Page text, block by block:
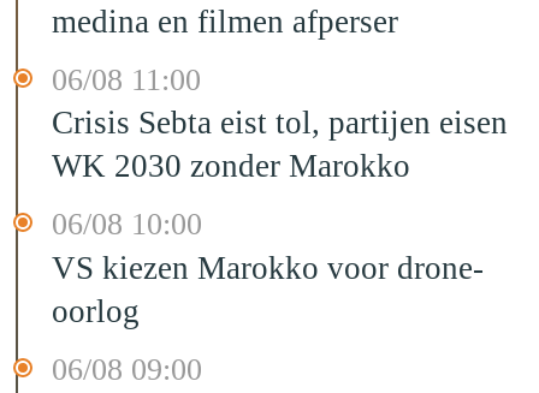
medina en filmen afperser
06/08 11:00
Crisis Sebta eist tol, partijen eisen
WK 2030 zonder Marokko
06/08 10:00
VS kiezen Marokko voor drone-
oorlog
06/08 09:00